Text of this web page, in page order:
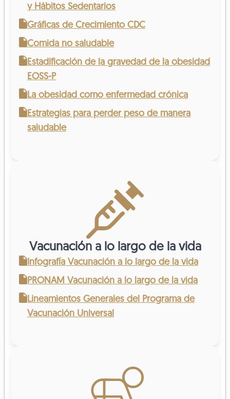
y Hábitos Sedentarios
Gráficas de Crecimiento CDC
Comida no saludable
Estadificación de la gravedad de la obesidad
EOSS-P
La obesidad como enfermedad crónica
Estrategias para perder peso de manera
saludable
Vacunación a lo largo de la vida
Infografía Vacunación a lo largo de la vida
PRONAM Vacunación a lo largo de la vida
Lineamientos Generales del Programa de
Vacunación Universal